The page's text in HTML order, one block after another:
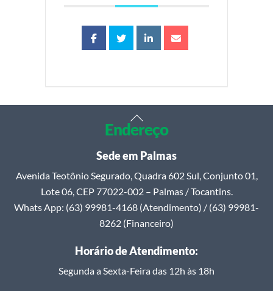
Back
To
Top
Endereço
Sede em Palmas
Avenida Teotônio Segurado, Quadra 602 Sul, Conjunto 01,
Lote 06, CEP 77022-002 – Palmas / Tocantins.
Whats App: (63) 99981-4168 (Atendimento) / (63) 99981-
8262 (Financeiro)
Horário de Atendimento:
Segunda a Sexta-Feira das 12h às 18h